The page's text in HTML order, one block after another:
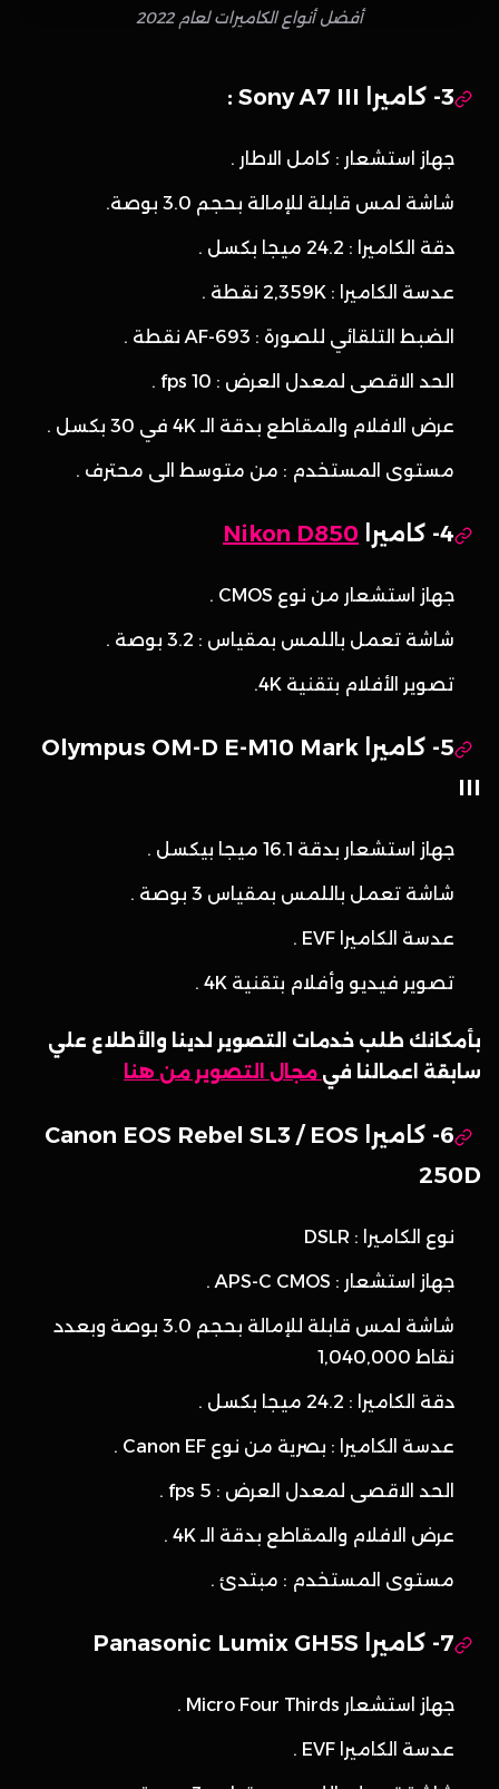
أفضل أنواع الكاميرات لعام 2022
3- كاميرا Sony A7 III :
جهاز استشعار : كامل الاطار .
شاشة لمس قابلة للإمالة بحجم 3.0 بوصة.
دقة الكاميرا : 24.2 ميجا بكسل .
عدسة الكاميرا : 2,359K نقطة .
الضبط التلقائي للصورة : 693-AF نقطة .
الحد الاقصى لمعدل العرض : 10 fps .
عرض الافلام والمقاطع بدقة الـ 4K في 30 بكسل .
مستوى المستخدم : من متوسط الى محترف .
4- كاميرا Nikon D850
جهاز استشعار من نوع CMOS .
شاشة تعمل باللمس بمقياس : 3.2 بوصة .
تصوير الأفلام بتقنية 4K.
5- كاميرا Olympus OM-D E-M10 Mark
III
جهاز استشعار بدقة 16.1 ميجا بيكسل .
شاشة تعمل باللمس بمقياس 3 بوصة .
عدسة الكاميرا EVF .
تصوير فيديو وأفلام بتقنية 4K .
بأمكانك طلب خدمات التصوير لدينا والأطلاع علي
سابقة اعمالنا في مجال التصوير من هنا
6- كاميرا Canon EOS Rebel SL3 / EOS
250D
نوع الكاميرا : DSLR
جهاز استشعار : APS-C CMOS .
شاشة لمس قابلة للإمالة بحجم 3.0 بوصة وبعدد
نقاط 1,040,000
دقة الكاميرا : 24.2 ميجا بكسل .
عدسة الكاميرا : بصرية من نوع Canon EF .
الحد الاقصى لمعدل العرض : 5 fps .
عرض الافلام والمقاطع بدقة الـ 4K .
مستوى المستخدم : مبتدئ .
7- كاميرا Panasonic Lumix GH5S
جهاز استشعار Micro Four Thirds .
عدسة الكاميرا EVF .